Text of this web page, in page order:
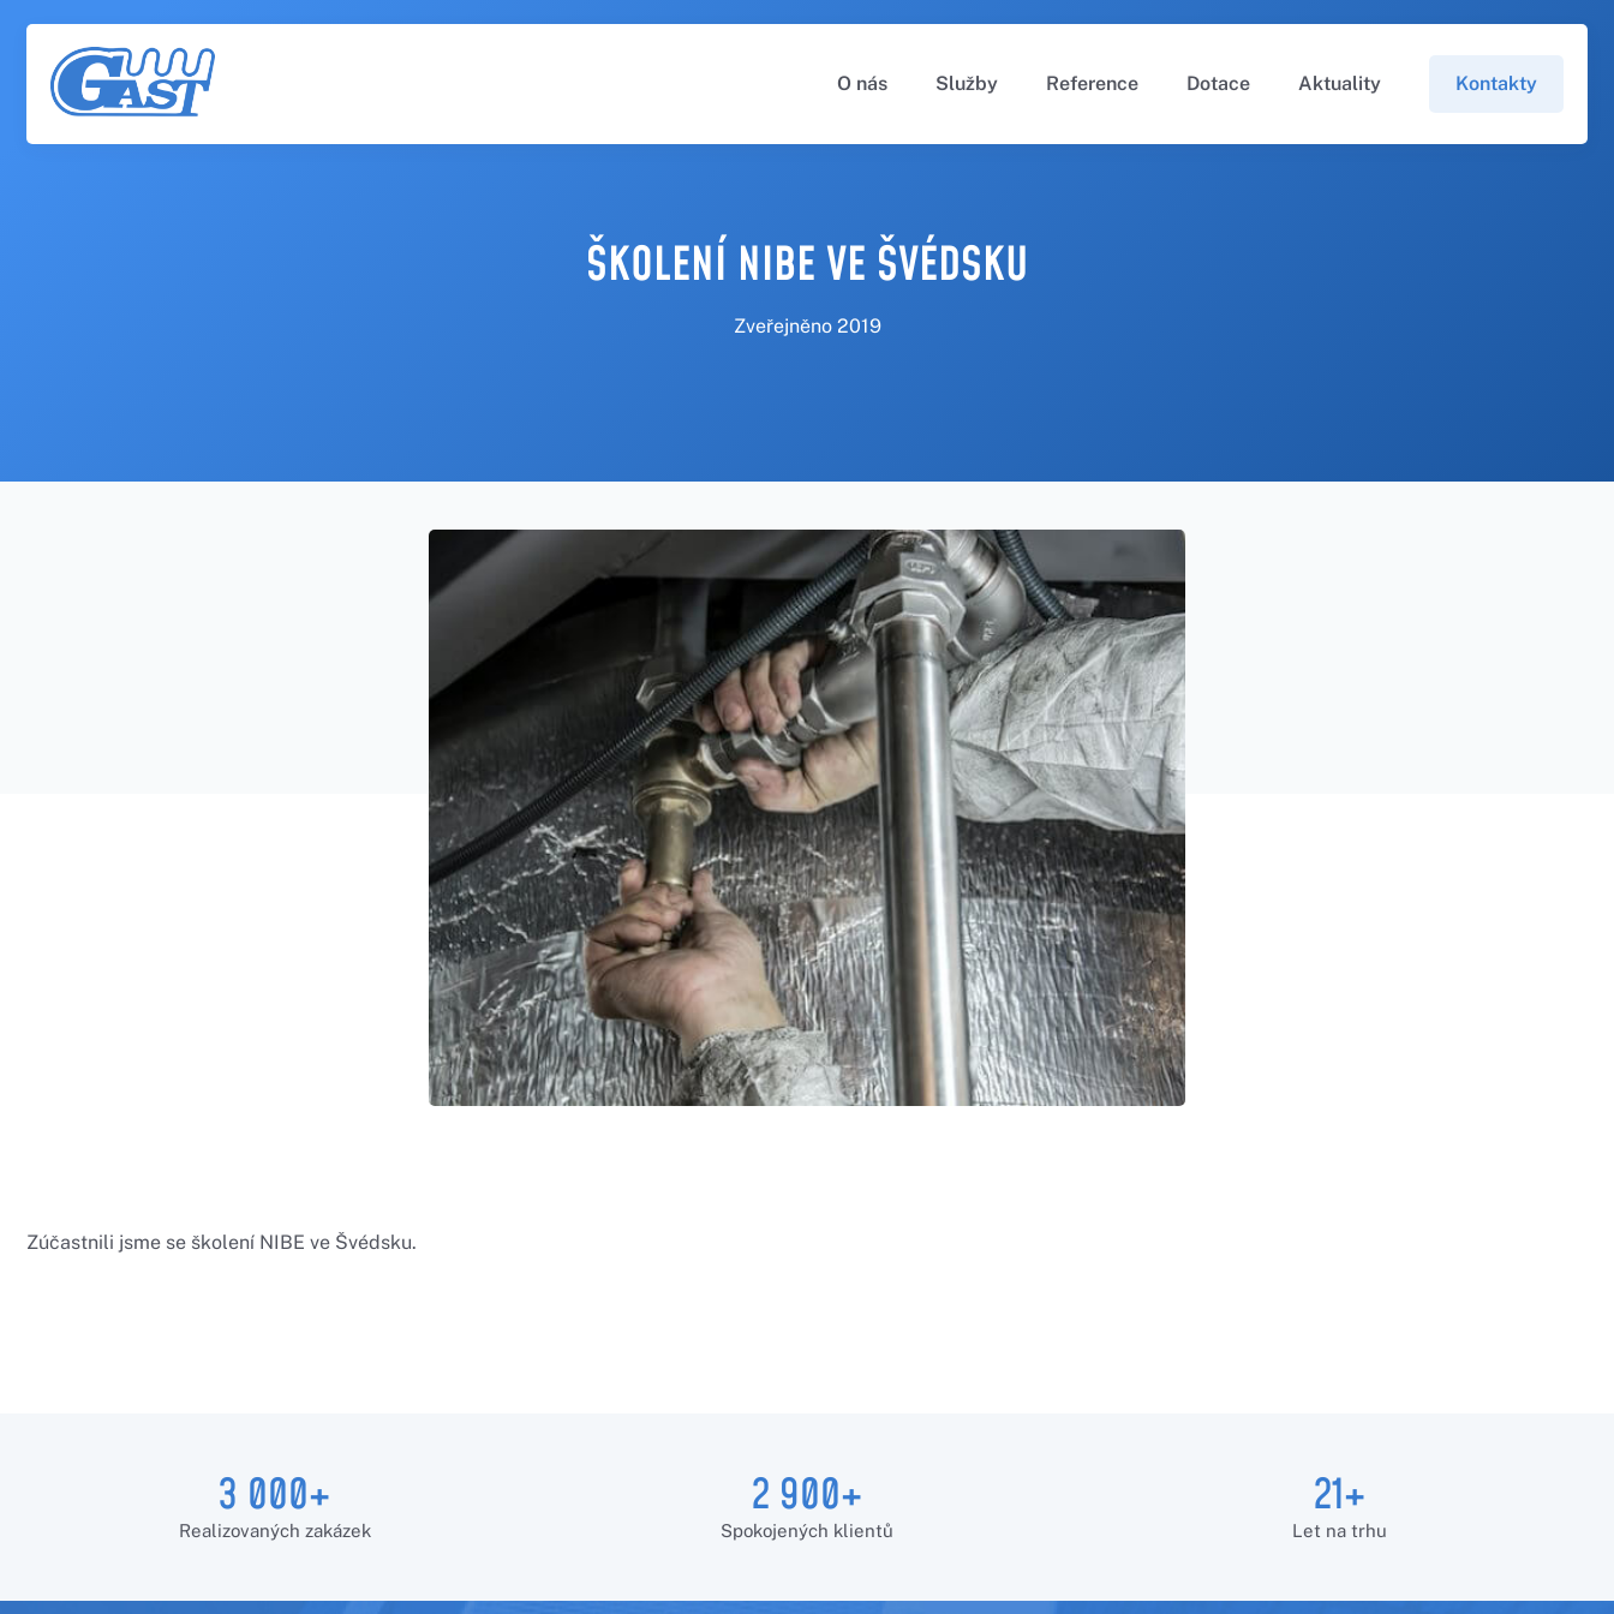
O nás Služby Reference Dotace Aktuality Kontakty
ŠKOLENÍ NIBE VE ŠVÉDSKU
Zveřejněno 2019
Zúčastnili jsme se školení NIBE ve Švédsku.
3 000+
Realizovaných zakázek
2 900+
Spokojených klientů
21+
Let na trhu